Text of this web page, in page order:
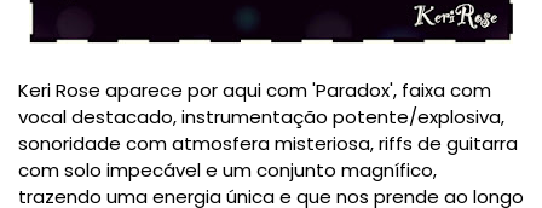
Keri Rose aparece por aqui com 'Paradox', faixa com
vocal destacado, instrumentação potente/explosiva,
sonoridade com atmosfera misteriosa, riffs de guitarra
com solo impecável e um conjunto magnífico,
trazendo uma energia única e que nos prende ao longo